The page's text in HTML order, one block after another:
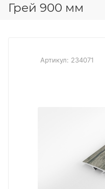
Грей 900 мм
Артикул: 234071